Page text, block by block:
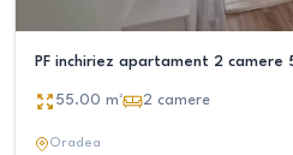
PF inchiriez apartament 2 camere
55.00 m² 2 camere
Oradea